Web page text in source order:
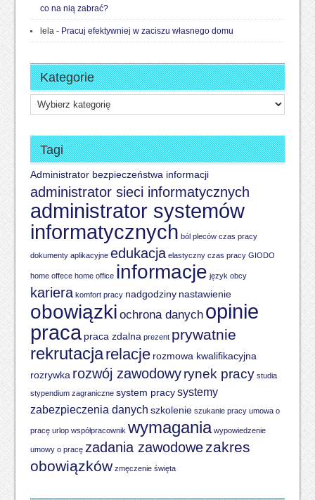
co na nią zabrać?
lela- Pracuj efektywniej w zaciszu własnego domu
Kategorie
Kategorie
Tagi
Administrator bezpieczeństwa informacji
administrator sieci informatycznych
administrator systemów
informatycznych ból pleców czas pracy
dokumenty aplikacyjne edukacja elastyczny czas pracy GIODO
home offece home office informacje język obcy
kariera komfort pracy nadgodziny nastawienie
obowiązki ochrona danych opinie
praca praca zdalna prezent prywatnie
rekrutacjarelacje rozmowa kwalifikacyjna
rozrywka rozwój zawodowy rynek pracy studia
stypendium zagraniczne system pracy systemy
zabezpieczenia danych szkolenie szukanie pracy umowa o
pracę urlop współpracownik wymagania wypowiedzenie
umowy o pracę zadania zawodowe zakres
obowiązków zmęczenie święta